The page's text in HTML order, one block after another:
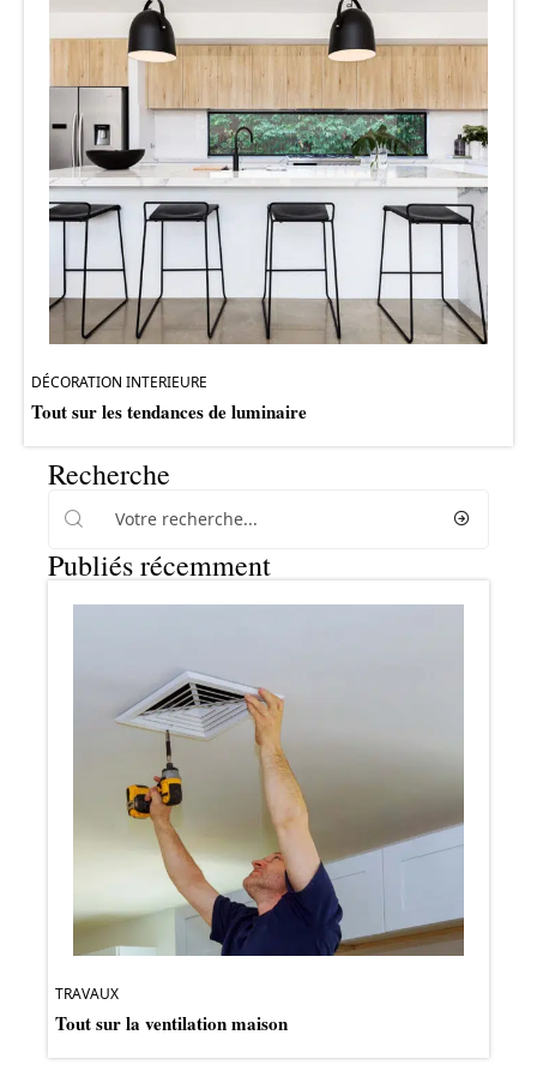
DÉCORATION INTERIEURE
Tout sur les tendances de luminaire
Recherche
Publiés récemment
TRAVAUX
Tout sur la ventilation maison